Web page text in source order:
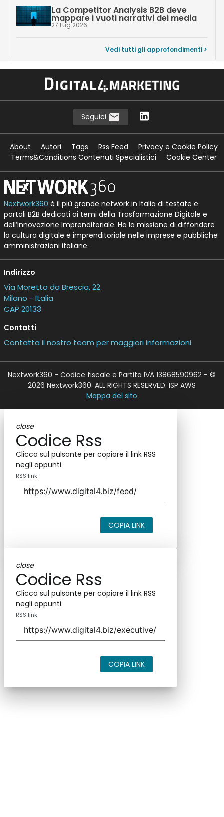
La Competitor Analysis B2B deve
mappare i vuoti narrativi dei media
27 Lug 2026
Vedi tutti gli approfondimenti >
Seguici
About Autori Tags Rss Feed
Privacy e Cookie Policy
Terms&Conditions Contenuti Specialistici
Cookie Center
Nextwork360 è il più grande network in Italia di testate e
portali B2B dedicati ai temi della Trasformazione Digitale e
dell’Innovazione Imprenditoriale. Ha la missione di diffondere
la cultura digitale e imprenditoriale nelle imprese e pubbliche
amministrazioni italiane.
Indirizzo
Via Moretto da Brescia, 22
Milano - Italia
CAP 20133
Contatti
Contatta il nostro team per maggiori informazioni
Nextwork360 - Codice fiscale e Partita IVA 13868590962 - ©
2026 Nextwork360. ALL RIGHTS RESERVED. ISP AWS
Mappa del sito
close
Codice Rss
Clicca sul pulsante per copiare il link RSS
negli appunti.
RSS link
COPIA LINK
close
Codice Rss
Clicca sul pulsante per copiare il link RSS
negli appunti.
RSS link
COPIA LINK